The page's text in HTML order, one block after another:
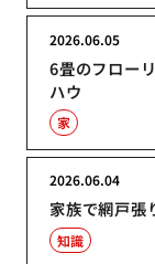
6畳のフロー
ハウ
2026.06.05
家
家族で網戸張
2026.06.04
知識